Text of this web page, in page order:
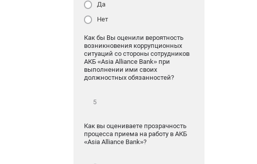
Да
Нет
Как бы Вы оценили вероятность
возникновения коррупционных
ситуаций со стороны сотрудников
АКБ «Asia Alliance Bank» при
выполнении ими своих
должностных обязанностей?
Как вы оцениваете прозрачность
процесса приема на работу в АКБ
«Asia Alliance Bank»?